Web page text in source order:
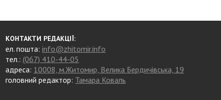
КОНТАКТИ РЕДАКЦІЇ:
ел. пошта:info@zhitomir.info
тел.: (067) 410-44-05
адреса: 10008, м.Житомир, Велика Бердичівська, 19
головний редактор: Тамара Коваль